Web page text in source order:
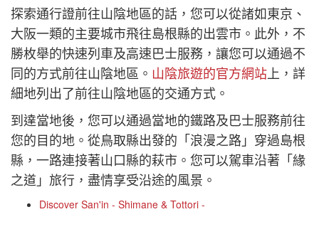
探索通行證前往山陰地區的話，您可以從諸如東京、
大阪一類的主要城市飛往島根縣的出雲市。此外，不
勝枚舉的快速列車及高速巴士服務，讓您可以通過不
同的方式前往山陰地區。 山陰旅遊的官方網站 上，詳
細地列出了前往山陰地區的交通方式。
到達當地後，您可以通過當地的鐵路及巴士服務前往
您的目的地。從鳥取縣出發的「浪漫之路」穿過島根
縣，一路連接著山口縣的萩市。您可以駕車沿著「緣
之道」旅行，盡情享受沿途的風景。
Discover San'in - Shimane & Tottori -